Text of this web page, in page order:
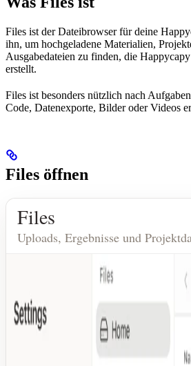
Files ist der Dateibrowser für deine
ihn, um hochgeladene Materialien,
Ausgabedateien zu finden, die
erstellt.
Files ist besonders nützlich nach
Code, Datenexporte, Bilder oder Videos
Files öffnen
Files
Uploads, Ergebnisse und